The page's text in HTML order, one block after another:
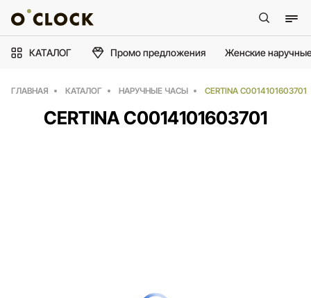
КАТАЛОГ Промо предложения Женские
ГЛАВНАЯ КАТАЛОГ НАРУЧНЫЕ ЧАСЫ CERTINA C0014101603701
CERTINA C0014101603701